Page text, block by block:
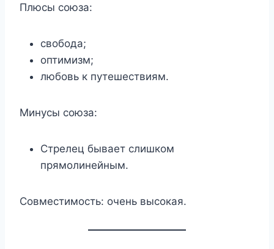
Плюсы союза:
свобода;
оптимизм;
любовь к путешествиям.
Минусы союза:
Стрелец бывает слишком
прямолинейным.
Совместимость: очень высокая.